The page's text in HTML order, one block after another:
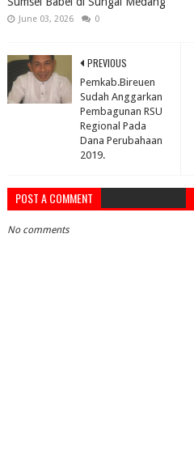
June 03, 2026 0
PREVIOUS
Pemkab.Bireuen
Sudah Anggarkan
Pembagunan RSU
Regional Pada
Dana Perubahaan
2019.
POST A COMMENT
No comments